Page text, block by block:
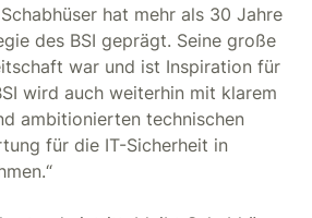
hat mehr als 30 Jahre
des BSI geprägt. Seine große
war und ist Inspiration für
wird auch weiterhin mit klarem
ambitionierten technischen
für die IT-Sicherheit in